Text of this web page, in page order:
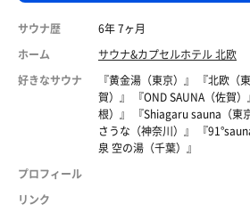
サウナ歴
6年 7ヶ月
ホーム
サウナ&カプセルホテル 北欧
好きなサウナ
『黄金湯（東京）』 『北欧（
賀）』 『OND SAUNA（佐賀
根）』 『Shiagaru sauna（東
さうな（神奈川）』 『
泉 空の湯（千葉）』
プロフィール
リンク